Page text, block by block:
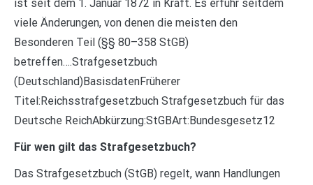
ist seit dem 1. Januar 1872 in Kraft. Es erfuhr seitdem
viele Änderungen, von denen die meisten den
Besonderen Teil (§§ 80–358 StGB)
betreffen….Strafgesetzbuch
(Deutschland)BasisdatenFrüherer
Titel:Reichsstrafgesetzbuch Strafgesetzbuch für das
Deutsche ReichAbkürzung:StGBArt:Bundesgesetz12
Für wen gilt das Strafgesetzbuch?
Das Strafgesetzbuch (StGB) regelt, wann Handlungen